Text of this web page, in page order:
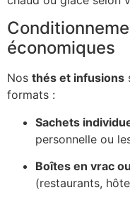
économiques
Nos thés et infusions
formats :
Sachets
personnelle ou
Boîtes en vrac
(restaurants,